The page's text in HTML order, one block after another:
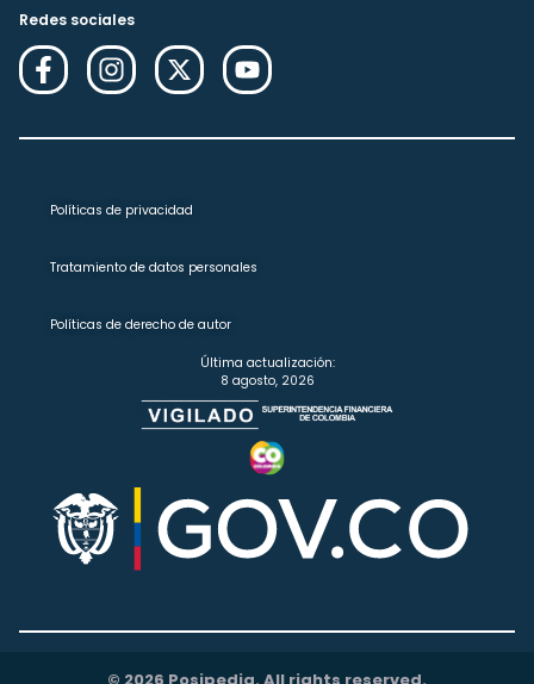
Redes sociales
Políticas de privacidad
Tratamiento de datos personales
Políticas de derecho de autor
Última actualización:
8 agosto, 2026